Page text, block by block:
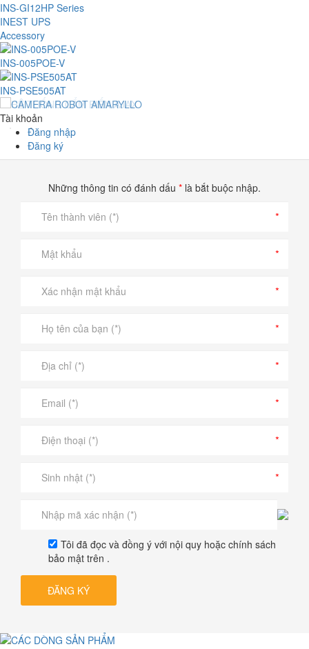
INS-GI12HP Series
INEST UPS
Accessory
INS-005POE-V
INS-PSE505AT
Tài khoản
Đăng nhập
Đăng ký
Những thông tin có đánh dấu * là bắt buộc nhập.
Tôi đã đọc và đồng ý với nội quy hoặc chính sách
bảo mật trên .
ĐĂNG KÝ